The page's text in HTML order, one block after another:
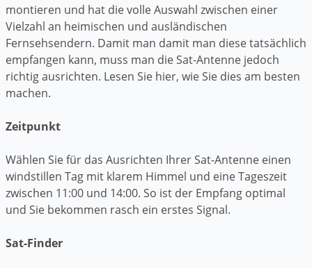
montieren und hat die volle Auswahl zwischen einer
Vielzahl an heimischen und ausländischen
Fernsehsendern. Damit man damit man diese tatsächlich
empfangen kann, muss man die Sat-Antenne jedoch
richtig ausrichten. Lesen Sie hier, wie Sie dies am besten
machen.
Zeitpunkt
Wählen Sie für das Ausrichten Ihrer Sat-Antenne einen
windstillen Tag mit klarem Himmel und eine Tageszeit
zwischen 11:00 und 14:00. So ist der Empfang optimal
und Sie bekommen rasch ein erstes Signal.
Sat-Finder